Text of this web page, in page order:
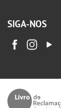
SIGA-NOS